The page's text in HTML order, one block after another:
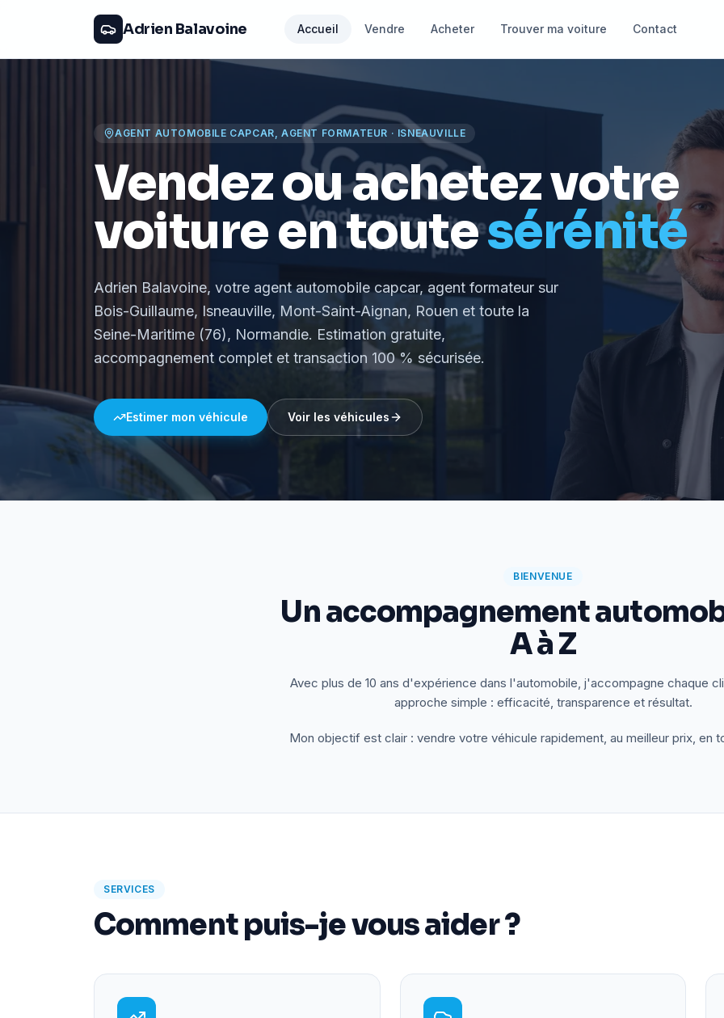
Adrien Balavoine Accueil Vendre Acheter Trouver ma voiture Contact
AGENT AUTOMOBILE CAPCAR, AGENT FORMATEUR · ISNEAUVILLE
Vendez ou achetez votre
voiture en toutesérénité
Adrien Balavoine, votre agent automobile capcar, agent formateur sur
Bois-Guillaume, Isneauville, Mont-Saint-Aignan, Rouen et toute la
Seine-Maritime (76), Normandie. Estimation gratuite,
accompagnement complet et transaction 100 % sécurisée.
Estimer mon véhicule Voir les véhicules
BIENVENUE
Un accompagnement
A à Z
Avec plus de 10 ans d'expérience dans l'automobile, j'accompagne chaque
approche simple : efficacité, transparence et résultat.
Mon objectif est clair : vendre votre véhicule rapidement, au meilleur prix, en
SERVICES
Comment puis-je vous aider ?